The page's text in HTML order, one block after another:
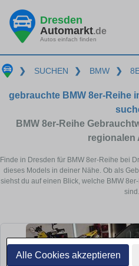
Alle Cookies akzeptieren
Dresden
Automarkt.de
Autos einfach finden
❯ SUCHEN ❯ BMW ❯
gebrauchte BMW 8er-Reihe
BMW 8er-Reihe
regionalen
Finde in Dresden für BMW 8er-Reihe bei
dieses Models in deiner Nähe. Ob als
siehst du auf einen Blick, welche BMW
sind.